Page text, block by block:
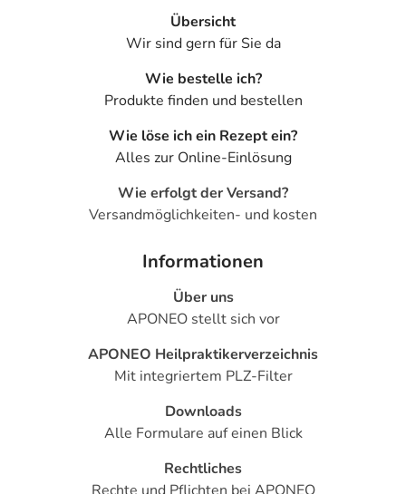
Übersicht
Wir sind gern für Sie da
Wie bestelle ich?
Produkte finden und bestellen
Wie löse ich ein Rezept ein?
Alles zur Online-Einlösung
Wie erfolgt der Versand?
Versandmöglichkeiten- und kosten
Informationen
Über uns
APONEO stellt sich vor
APONEO Heilpraktikerverzeichnis
Mit integriertem PLZ-Filter
Downloads
Alle Formulare auf einen Blick
Rechtliches